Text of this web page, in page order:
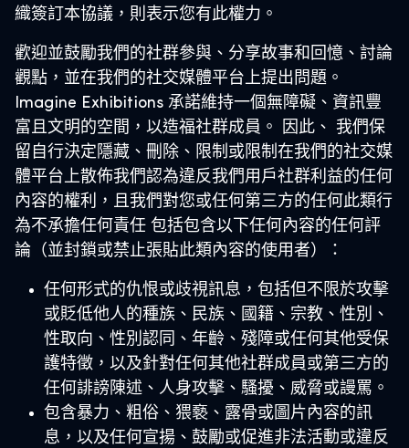
織簽訂本協議，則表示您有此權力。
歡迎並鼓勵我們的社群參與、分享故事和回憶、討論
觀點，並在我們的社交媒體平台上提出問題。
Imagine Exhibitions 承諾維持一個無障礙、資訊豐
富且文明的空間，以造福社群成員。 因此、 我們保
留自行決定隱藏、刪除、限制或限制在我們的社交媒
體平台上散佈我們認為違反我們用戶社群利益的任何
內容的權利，且我們對您或任何第三方的任何此類行
為不承擔任何責任 包括包含以下任何內容的任何評
論（並封鎖或禁止張貼此類內容的使用者）：
任何形式的仇恨或歧視訊息，包括但不限於攻擊
或貶低他人的種族、民族、國籍、宗教、性別、
性取向、性別認同、年齡、殘障或任何其他受保
護特徵，以及針對任何其他社群成員或第三方的
任何誹謗陳述、人身攻擊、騷擾、威脅或謾罵。
包含暴力、粗俗、猥褻、露骨或圖片內容的訊
息，以及任何宣揚、鼓勵或促進非法活動或違反